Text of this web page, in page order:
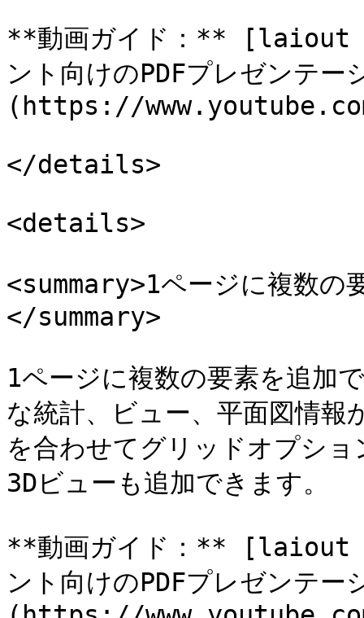
**動画ガイド：** [laiout
ント向けのPDFプレゼンテ
(https://
</details>
<details>
<summary>1ページに複数の
</summary>
1ページに複数の要素を追加
な統計、ビュー、平面図情
を合わせてグリッドオプシ
3Dビューも追加できます。
**動画ガイド：** [laiout
ント向けのPDFプレゼンテ